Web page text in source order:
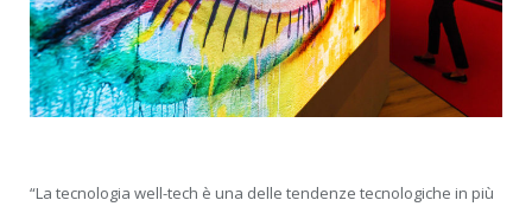
“La tecnologia well-tech è una delle tendenze tecnologiche in più